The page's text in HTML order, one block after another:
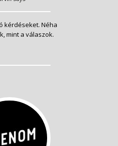
kérdéseket. Néha
mint a válaszok.